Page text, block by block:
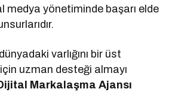
medya yönetiminde başarı elde
varlığını bir üst
uzman desteği almayı
Markalaşma Ajansı